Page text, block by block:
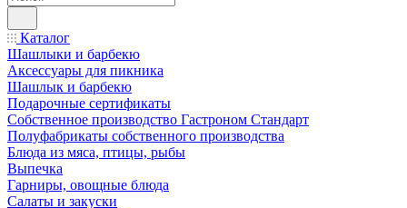
Каталог
Шашлыки и барбекю
Аксессуары для пикника
Шашлык и барбекю
Подарочные сертификаты
Собственное производство Гастроном Стандарт
Полуфабрикаты собственного производства
Блюда из мяса, птицы, рыбы
Выпечка
Гарниры, овощные блюда
Салаты и закуски